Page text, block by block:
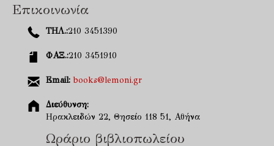
Επικοινωνία
ΤΗΛ.:210 3451390
ΦΑΞ.:210 3451910
Email: books@lemoni.gr
Διεύθυνση:
Ηρακλειδών 22, Θησείο 118 51, Αθήνα
Ωράριο βιβλιοπωλείου